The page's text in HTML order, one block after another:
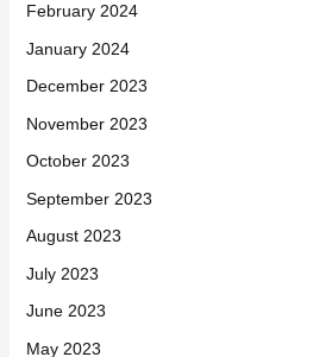
February 2024
January 2024
December 2023
November 2023
October 2023
September 2023
August 2023
July 2023
June 2023
May 2023